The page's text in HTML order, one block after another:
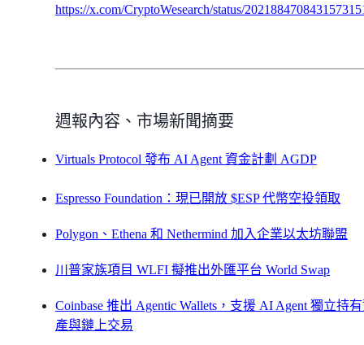
https://x.com/CryptoWesearch/status/
週報內容、市場新聞摘要
Virtuals Protocol 發布 AI Agent 資金計劃 AGDP
Espresso Foundation：現已開放 $ESP 代幣空投領取
Polygon、Ethena 和 Nethermind 加入企業以太坊聯盟
川普家族項目 WLFI 擬推出外匯平台 World Swap
Coinbase 推出 Agentic Wallets，支援 AI Agent 獨立持
產與鏈上交易